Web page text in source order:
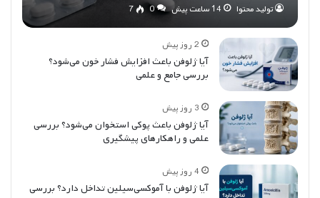
تولید محتوا 14 ساعت پیش 0
7
2 روز پیش
آیا ژلوفن باعث افزایش فشار خون می‌شود؟
بررسی جامع و علمی
3 روز پیش
آیا ژلوفن باعث پوکی استخوان می‌شود؟ بررسی
علمی و راهکارهای پیشگیری
4 روز پیش
آیا ژلوفن با آموکسی‌سیلین تداخل دارد؟ بررسی